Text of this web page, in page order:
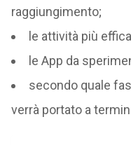
raggiungimento;
le attività più
le App da
secondo quale
verrà portato a